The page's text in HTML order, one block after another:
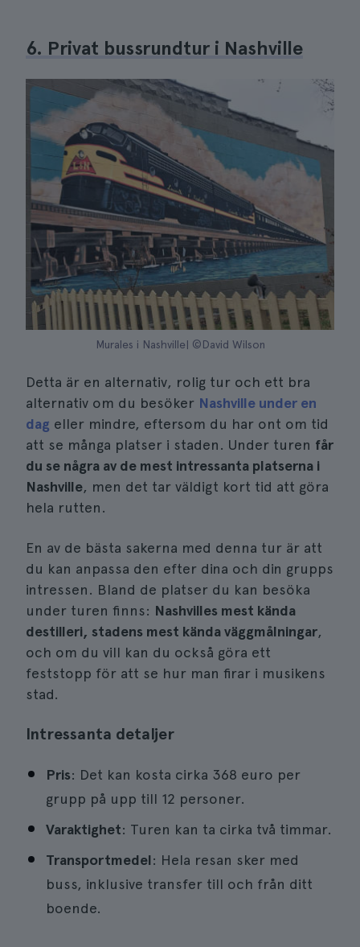
6. Privat bussrundtur i Nashville
Murales i Nashville| ©David Wilson
Detta är en alternativ, rolig tur och ett bra
alternativ om du besöker Nashville under en
dag eller mindre, eftersom du har ont om tid
att se många platser i staden. Under turen får
du se några av de mest intressanta platserna i
Nashville, men det tar väldigt kort tid att göra
hela rutten.
En av de bästa sakerna med denna tur är att
du kan anpassa den efter dina och din grupps
intressen. Bland de platser du kan besöka
under turen finns: Nashvilles mest kända
destilleri, stadens mest kända väggmålningar,
och om du vill kan du också göra ett
feststopp för att se hur man firar i musikens
stad.
Intressanta detaljer
Pris: Det kan kosta cirka 368 euro per
grupp på upp till 12 personer.
Varaktighet: Turen kan ta cirka två timmar.
Transportmedel: Hela resan sker med
buss, inklusive transfer till och från ditt
boende.